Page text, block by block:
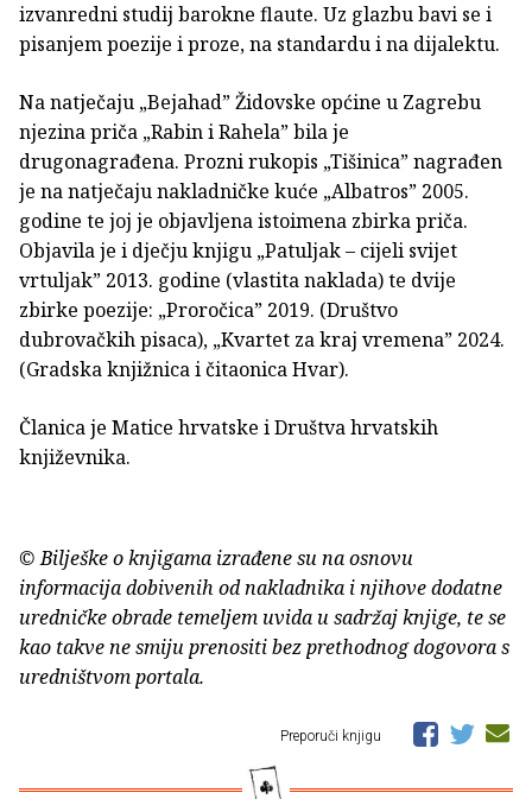
izvanredni studij barokne flaute. Uz glazbu bavi se i
pisanjem poezije i proze, na standardu i na dijalektu.
Na natječaju „Bejahad” Židovske općine u Zagrebu
njezina priča „Rabin i Rahela” bila je
drugonagrađena. Prozni rukopis „Tišinica” nagrađen
je na natječaju nakladničke kuće „Albatros” 2005.
godine te joj je objavljena istoimena zbirka priča.
Objavila je i dječju knjigu „Patuljak – cijeli svijet
vrtuljak” 2013. godine (vlastita naklada) te dvije
zbirke poezije: „Proročica” 2019. (Društvo
dubrovačkih pisaca), „Kvartet za kraj vremena” 2024.
(Gradska knjižnica i čitaonica Hvar).
Članica je Matice hrvatske i Društva hrvatskih
književnika.
© Bilješke o knjigama izrađene su na osnovu
informacija dobivenih od nakladnika i njihove dodatne
uredničke obrade temeljem uvida u sadržaj knjige, te se
kao takve ne smiju prenositi bez prethodnog dogovora s
uredništvom portala.
Preporuči knjigu